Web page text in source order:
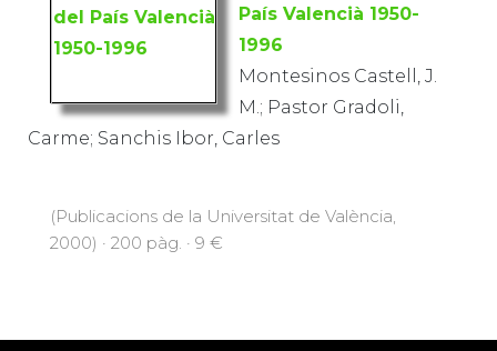
País Valencià 1950-
1996
Montesinos Castell, J.
M.; Pastor Gradoli,
Carme; Sanchis Ibor, Carles
(Publicacions de la Universitat de València,
2000) · 200 pàg. · 9 €